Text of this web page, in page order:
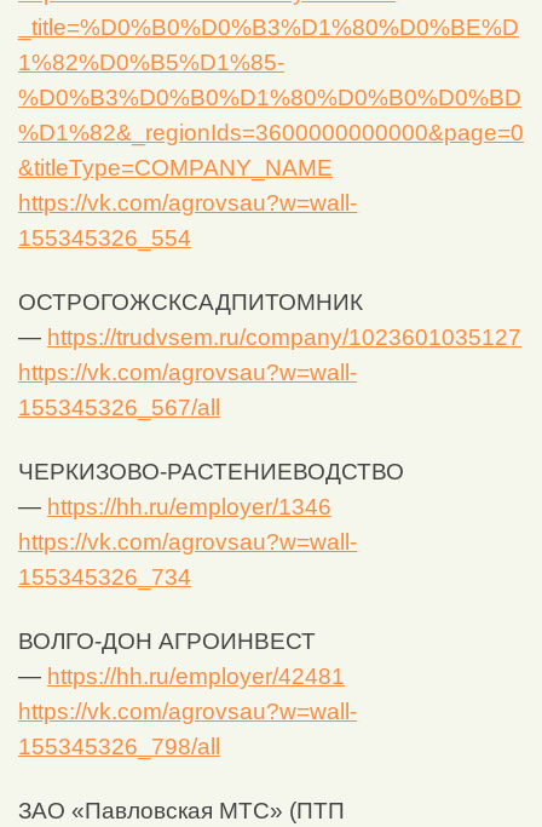
_title=%D0%B0%D0%B3%D1%80%D0%BE%D
1%82%D0%B5%D1%85-
%D0%B3%D0%B0%D1%80%D0%B0%D0%BD
%D1%82&_regionIds=3600000000000&page=0
&titleType=COMPANY_NAME
https://vk.com/agrovsau?w=wall-
155345326_554
ОСТРОГОЖСКСАДПИТОМНИК
— https://trudvsem.ru/company/1023601035127
https://vk.com/agrovsau?w=wall-
155345326_567/all
ЧЕРКИЗОВО-РАСТЕНИЕВОДСТВО
— https://hh.ru/employer/1346
https://vk.com/agrovsau?w=wall-
155345326_734
ВОЛГО-ДОН АГРОИНВЕСТ
— https://hh.ru/employer/42481
https://vk.com/agrovsau?w=wall-
155345326_798/all
ЗАО «Павловская МТС» (ПТП